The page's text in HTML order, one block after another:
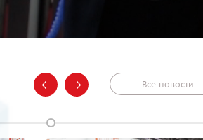
Все новости